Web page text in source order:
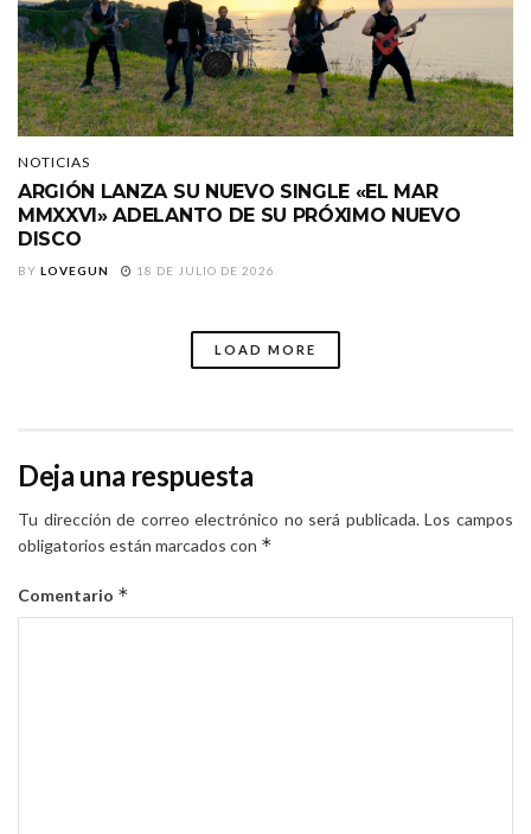
NOTICIAS
ARGIÓN LANZA SU NUEVO SINGLE «EL MAR
MMXXVI» ADELANTO DE SU PRÓXIMO NUEVO
DISCO
BY LOVEGUN 18 DE JULIO DE 2026
LOAD MORE
Deja una respuesta
Tu dirección de correo electrónico no será publicada. Los campos
obligatorios están marcados con *
Comentario *